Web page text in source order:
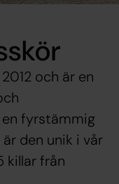
och är en
fyrstämmig
den unik i vår
killar från